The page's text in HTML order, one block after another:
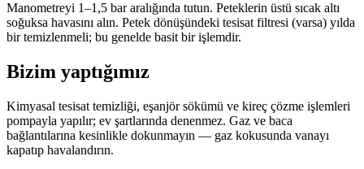
Manometreyi 1–1,5 bar aralığında tutun. Peteklerin üstü sıcak altı
soğuksa havasını alın. Petek dönüşündeki tesisat filtresi (varsa) yılda
bir temizlenmeli; bu genelde basit bir işlemdir.
Bizim yaptığımız
Kimyasal tesisat temizliği, eşanjör sökümü ve kireç çözme işlemleri
pompayla yapılır; ev şartlarında denenmez. Gaz ve baca
bağlantılarına kesinlikle dokunmayın — gaz kokusunda vanayı
kapatıp havalandırın.